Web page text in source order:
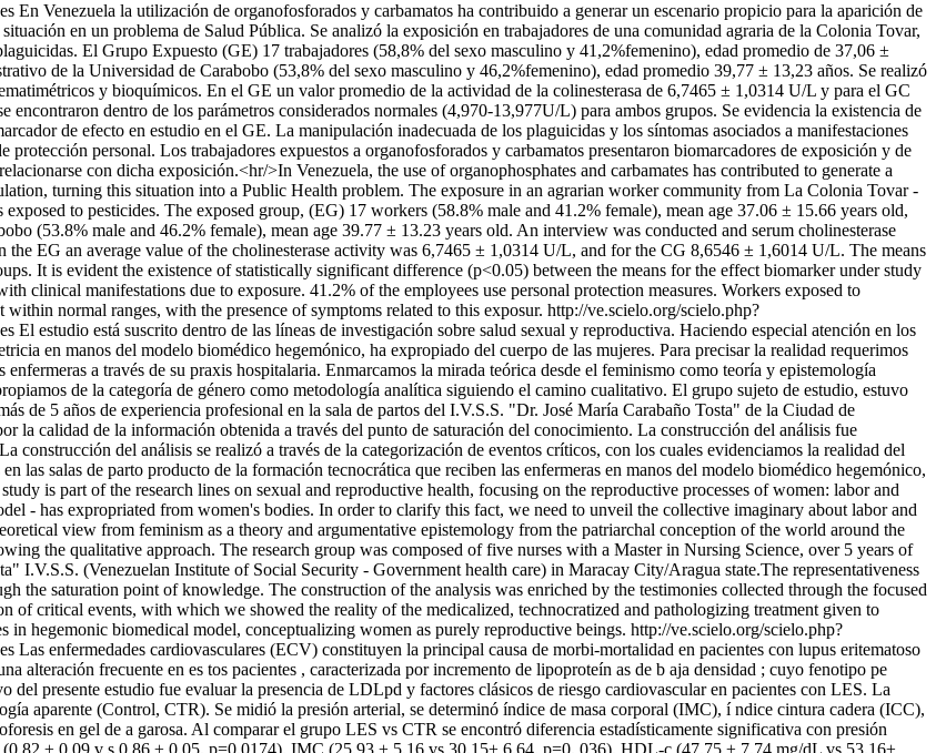
En Venezuela la utilización de organofosforados y carbamatos ha contribuido a generar un escenario propicio para la aparición de
en un problema de Salud Pública. Se analizó la exposición en trabajadores de una comunidad agraria de la Colonia Tovar,
El Grupo Expuesto (GE) 17 trabajadores (58,8% del sexo masculino y 41,2%femenino), edad promedio de 37,06 ±
de la Universidad de Carabobo (53,8% del sexo masculino y 46,2%femenino), edad promedio 39,77 ± 13,23 años. Se realizó
y bioquímicos. En el GE un valor promedio de la actividad de la colinesterasa de 6,7465 ± 1,0314 U/L y para el GC
dentro de los parámetros considerados normales (4,970-13,977U/L) para ambos grupos. Se evidencia la existencia de
de efecto en estudio en el GE. La manipulación inadecuada de los plaguicidas y los síntomas asociados a manifestaciones
personal. Los trabajadores expuestos a organofosforados y carbamatos presentaron biomarcadores de exposición y de
con dicha exposición.<hr/>In Venezuela, the use of organophosphates and carbamates has contributed to generate a
turning this situation into a Public Health problem. The exposure in an agrarian worker community from La Colonia Tovar -
to pesticides. The exposed group, (EG) 17 workers (58.8% male and 41.2% female), mean age 37.06 ± 15.66 years old,
(53.8% male and 46.2% female), mean age 39.77 ± 13.23 years old. An interview was conducted and serum cholinesterase
the EG an average value of the cholinesterase activity was 6,7465 ± 1,0314 U/L, and for the CG 8,6546 ± 1,6014 U/L. The means
It is evident the existence of statistically significant difference (p<0.05) between the means for the effect biomarker under study
clinical manifestations due to exposure. 41.2% of the employees use personal protection measures. Workers exposed to
normal ranges, with the presence of symptoms related to this exposur. http://ve.scielo.org/scielo.php?
El estudio está suscrito dentro de las líneas de investigación sobre salud sexual y reproductiva. Haciendo especial atención en los
en manos del modelo biomédico hegemónico, ha expropiado del cuerpo de las mujeres. Para precisar la realidad requerimos
a través de su praxis hospitalaria. Enmarcamos la mirada teórica desde el feminismo como teoría y epistemología
de la categoría de género como metodología analítica siguiendo el camino cualitativo. El grupo sujeto de estudio, estuvo
de 5 años de experiencia profesional en la sala de partos del I.V.S.S. "Dr. José María Carabaño Tosta" de la Ciudad de
la calidad de la información obtenida a través del punto de saturación del conocimiento. La construcción del análisis fue
construcción del análisis se realizó a través de la categorización de eventos críticos, con los cuales evidenciamos la realidad del
las salas de parto producto de la formación tecnocrática que reciben las enfermeras en manos del modelo biomédico hegemónico,
is part of the research lines on sexual and reproductive health, focusing on the reproductive processes of women: labor and
- has expropriated from women's bodies. In order to clarify this fact, we need to unveil the collective imaginary about labor and
view from feminism as a theory and argumentative epistemology from the patriarchal conception of the world around the
the qualitative approach. The research group was composed of five nurses with a Master in Nursing Science, over 5 years of
I.V.S.S. (Venezuelan Institute of Social Security - Government health care) in Maracay City/Aragua state.The representativeness
the saturation point of knowledge. The construction of the analysis was enriched by the testimonies collected through the focused
of critical events, with which we showed the reality of the medicalized, technocratized and pathologizing treatment given to
hegemonic biomedical model, conceptualizing women as purely reproductive beings. http://ve.scielo.org/scielo.php?
Las enfermedades cardiovasculares (ECV) constituyen la principal causa de morbi-mortalidad en pacientes con lupus eritematoso
alteración frecuente en es tos pacientes , caracterizada por incremento de lipoproteín as de b aja densidad ; cuyo fenotipo pe
presente estudio fue evaluar la presencia de LDLpd y factores clásicos de riesgo cardiovascular en pacientes con LES. La
aparente (Control, CTR). Se midió la presión arterial, se determinó índice de masa corporal (IMC), í ndice cintura cadera (ICC),
en gel de a garosa. Al comparar el grupo LES vs CTR se encontró diferencia estadísticamente significativa con presión
± 0,09 v s 0,86 ± 0,05, p=0,0174), IMC (25,93 ± 5,16 vs 30,15± 6,64, p=0, 036), HDL-c (47,75 ± 7,74 mg/dL vs 53,16±